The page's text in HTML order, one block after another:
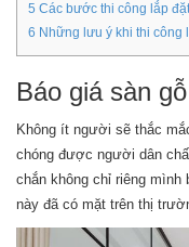
5 Các bước thi công lắp
6 Những lưu ý khi thi công
Báo giá sàn
Không ít người sẽ thắc
chóng được người dân
chắn không chỉ riêng mình
này đã có mặt trên thị